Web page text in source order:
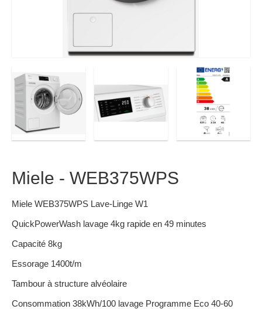
Miele - WEB375WPS
Miele WEB375WPS Lave-Linge W1
QuickPowerWash lavage 4kg rapide en 49 minutes
Capacité 8kg
Essorage 1400t/m
Tambour à structure alvéolaire
Consommation 38kWh/100 lavage Programme Eco 40-60